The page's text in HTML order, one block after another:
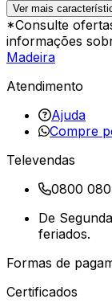
Ver mais
*Consulte
informações
Madeira
Atendimento
Ajuda
Compre
Televendas
0800
De
feriados.
Formas de
Certificados